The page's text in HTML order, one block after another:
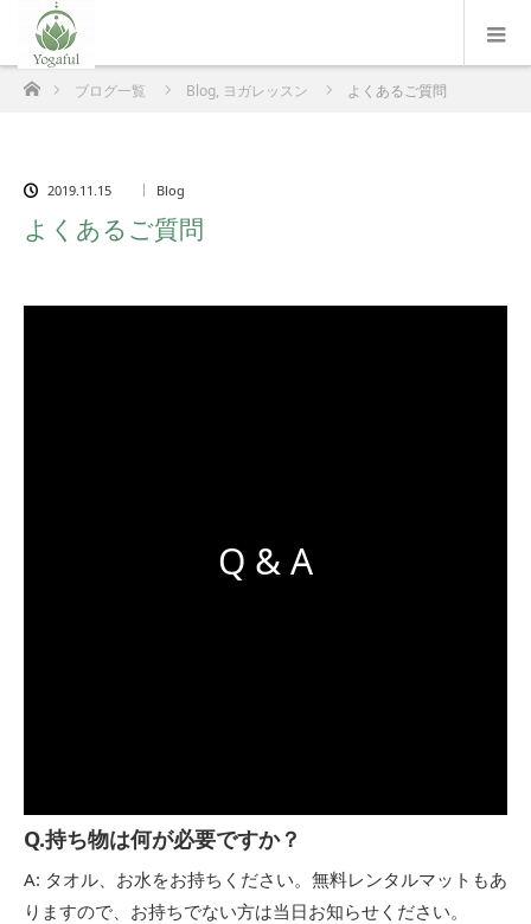
ホームブログ一覧 Blog, ヨガレッスン よくあるご質問
2019.11.15 Blog
よくあるご質問
Q & A
Q.持ち物は何が必要ですか？
A: タオル、お水をお持ちください。無料レンタルマットもあ
りますので、お持ちでない方は当日お知らせください。